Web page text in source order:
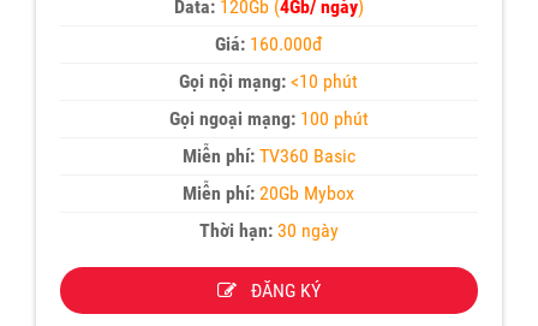
Data: 120Gb (4Gb/ ngày)
Giá: 160.000đ
Gọi nội mạng:<10 phút
Gọi ngoại mạng: 100 phút
Miễn phí: TV360 Basic
Miễn phí:20Gb Mybox
Thời hạn:30 ngày
ĐĂNG KÝ